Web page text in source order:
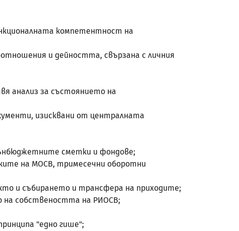
компетентност на
и дейността, свързана с личния
анализ за състоянието на
изисквани от централната
сметки и фондове;
на МОСВ, тримесечни оборотни
и събирането и трансфера на приходите;
на собствеността на РИОСВ;
"едно гише";